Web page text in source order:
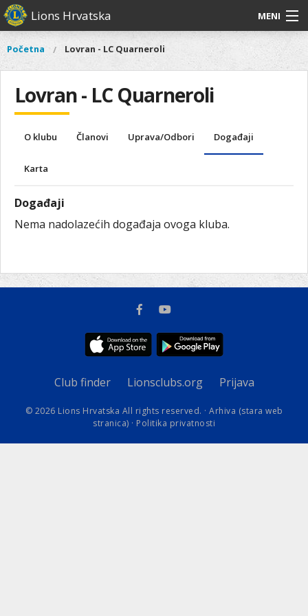
Skoči
na
sadržaj
Lions Hrvatska MENI
O nama
Naši projekti
Aktivnosti
Glavni
O
nama
Distrikt
126
Aktivnosti
Vi
ste
ovdje
Početna Lovran - LC Quarneroli
Lovran - LC Quarneroli
O klubu Članovi Uprava/Odbori Događaji
Karta
Događaji
Nema nadolazećih događaja ovoga kluba.
Club finder Lionsclubs.org Prijava
© 2026 Lions Hrvatska All rights reserved. · Arhiva (stara web
stranica) · Politika privatnosti